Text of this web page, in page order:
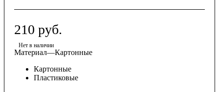
210 руб.
Нет в наличии
Материал—Картонные
Картонные
Пластиковые